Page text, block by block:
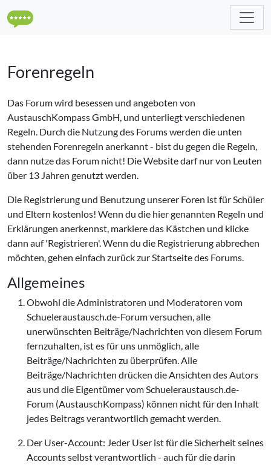
Forenregeln
Das Forum wird besessen und angeboten von
AustauschKompass GmbH, und unterliegt verschiedenen
Regeln. Durch die Nutzung des Forums werden die unten
stehenden Forenregeln anerkannt - bist du gegen die Regeln,
dann nutze das Forum nicht! Die Website darf nur von Leuten
über 13 Jahren genutzt werden.
Die Registrierung und Benutzung unserer Foren ist für Schüler
und Eltern kostenlos! Wenn du die hier genannten Regeln und
Erklärungen anerkennst, markiere das Kästchen und klicke
dann auf 'Registrieren'. Wenn du die Registrierung abbrechen
möchten, gehen einfach zurück zur Startseite des Forums.
Allgemeines
Obwohl die Administratoren und Moderatoren vom
Schueleraustausch.de-Forum versuchen, alle
unerwünschten Beiträge/Nachrichten von diesem Forum
fernzuhalten, ist es für uns unmöglich, alle
Beiträge/Nachrichten zu überprüfen. Alle
Beiträge/Nachrichten drücken die Ansichten des Autors
aus und die Eigentümer vom Schueleraustausch.de-
Forum (AustauschKompass) können nicht für den Inhalt
jedes Beitrags verantwortlich gemacht werden.
Der User-Account: Jeder User ist für die Sicherheit seines
Accounts selbst verantwortlich - auch für die darin